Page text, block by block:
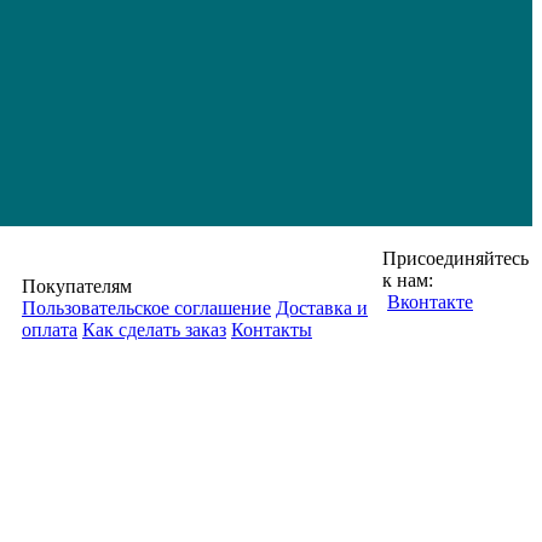
Покупателям
Пользовательское соглашение Доставка и
оплата Как сделать заказ Контакты
Присоединяйтесь
к нам:
Вконтакте